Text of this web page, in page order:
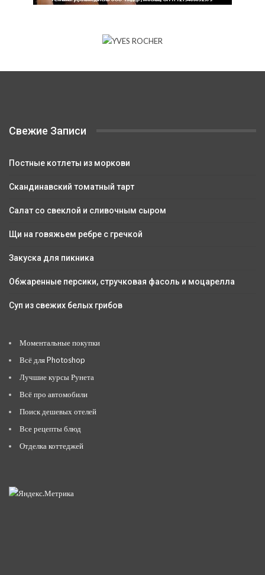
Свежие Записи
Постные котлеты из моркови
Скандинавский томатный тарт
Салат со свеклой и сливочным сыром
Щи на говяжьем ребре с гречкой
Закуска для пикника
Обжаренные персики, стручковая фасоль и моцарелла
Суп из свежих белых грибов
Моментальные покупки
Всё для Photoshop
Лучшие курсы Рунета
Всё про автомобили
Поиск дешевых отелей
Все рецепты блюд
Отделка коттеджей